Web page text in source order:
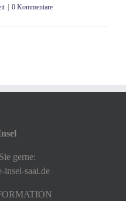
0 Kommentare
gerne:
insel-saal.de